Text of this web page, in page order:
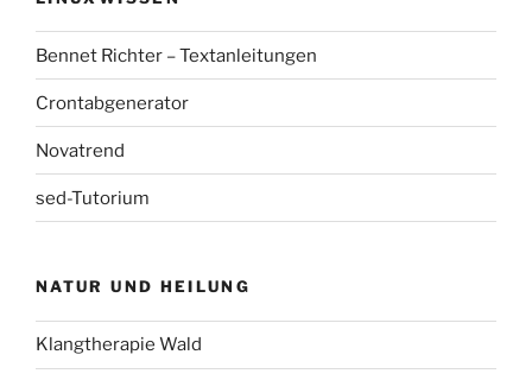
Bennet Richter – Textanleitungen
Crontabgenerator
Novatrend
sed-Tutorium
NATUR UND HEILUNG
Klangtherapie Wald